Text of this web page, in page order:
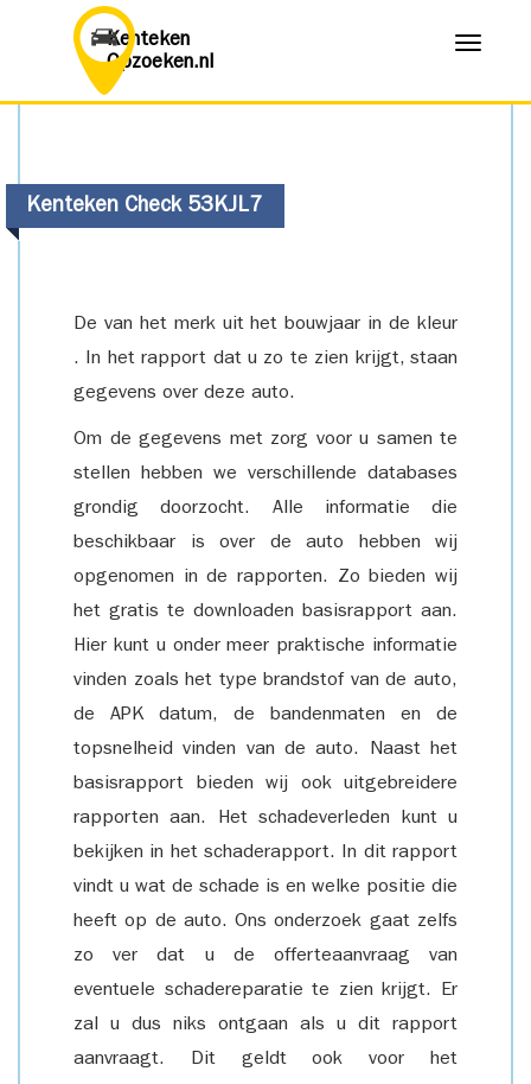
Kenteken
Opzoeken.nl
Menu
Kenteken Check 53KJL7
De van het merk uit het bouwjaar in de kleur
. In het rapport dat u zo te zien krijgt, staan
gegevens over deze auto.
Om de gegevens met zorg voor u samen te
stellen hebben we verschillende databases
grondig doorzocht. Alle informatie die
beschikbaar is over de auto hebben wij
opgenomen in de rapporten. Zo bieden wij
het gratis te downloaden basisrapport aan.
Hier kunt u onder meer praktische informatie
vinden zoals het type brandstof van de auto,
de APK datum, de bandenmaten en de
topsnelheid vinden van de auto. Naast het
basisrapport bieden wij ook uitgebreidere
rapporten aan. Het schadeverleden kunt u
bekijken in het schaderapport. In dit rapport
vindt u wat de schade is en welke positie die
heeft op de auto. Ons onderzoek gaat zelfs
zo ver dat u de offerteaanvraag van
eventuele schadereparatie te zien krijgt. Er
zal u dus niks ontgaan als u dit rapport
aanvraagt. Dit geldt ook voor het